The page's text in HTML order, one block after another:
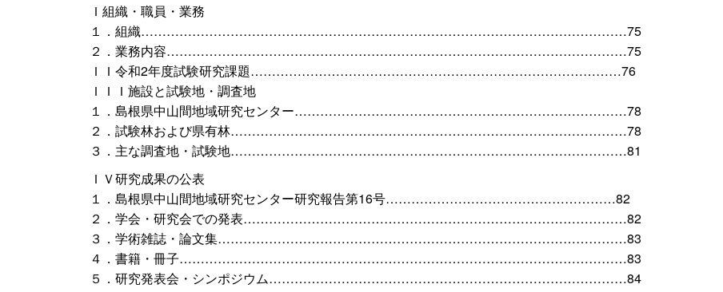
Ｉ組織・職員・業務
１．組織……………………………………………………………………………………………………75
２．業務内容………………………………………………………………………………………………75
ＩＩ令和2年度試験研究課題……………………………………………………………………………76
ＩＩＩ施設と試験地・調査地
１．島根県中山間地域研究センター……………………………………………………………………78
２．試験林および県有林…………………………………………………………………………………78
３．主な調査地・試験地…………………………………………………………………………………81
ＩＶ研究成果の公表
１．島根県中山間地域研究センター研究報告第16号………………………………………………82
２．学会・研究会での発表………………………………………………………………………………82
３．学術雑誌・論文集……………………………………………………………………………………83
４．書籍・冊子……………………………………………………………………………………………83
５．研究発表会・シンポジウム…………………………………………………………………………84